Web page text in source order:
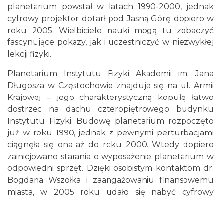
planetarium powstał w latach 1990-2000, jednak
cyfrowy projektor dotarł pod Jasną Górę dopiero w
roku 2005. Wielbiciele nauki mogą tu zobaczyć
fascynujące pokazy, jak i uczestniczyć w niezwykłej
lekcji fizyki.
Planetarium Instytutu Fizyki Akademii im. Jana
Długosza w Częstochowie znajduje się na ul. Armii
Krajowej – jego charakterystyczną kopułę łatwo
dostrzec na dachu czteropiętrowego budynku
Instytutu Fizyki. Budowę planetarium rozpoczęto
już w roku 1990, jednak z pewnymi perturbacjami
ciągnęła się ona aż do roku 2000. Wtedy dopiero
zainicjowano starania o wyposażenie planetarium w
odpowiedni sprzęt. Dzięki osobistym kontaktom dr.
Bogdana Wszołka i zaangażowaniu finansowemu
miasta, w 2005 roku udało się nabyć cyfrowy